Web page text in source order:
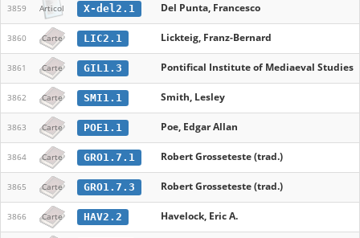
3859 Articol X-del2.1 Del Punta, Francesco
3860 Carte LIC2.1 Lickteig, Franz-Bernard
3861 Carte GIL1.3 Pontifical Institute of Mediaeval Studies
3862 Carte SMI1.1 Smith, Lesley
3863 Carte POE1.1 Poe, Edgar Allan
3864 Carte GRO1.7.1 Robert Grosseteste (trad.)
3865 Carte GRO1.7.3 Robert Grosseteste (trad.)
3866 Carte HAV2.2 Havelock, Eric A.